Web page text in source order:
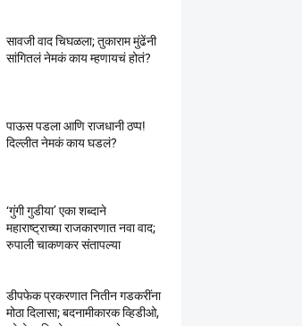
सावजी वाद चिघळला; तुकाराम मुंढेंनी
सांगितलं नेमकं काय म्हणायचं होतं?
पाऊस पडला आणि राजधानी ठप्प!
दिल्लीत नेमकं काय घडलं?
‘गुंगी गुडीया’ एका शब्दाने
महाराष्ट्राच्या राजकारणात नवा वाद;
रुपाली चाकणकर संतापल्या
डीपफेक प्रकरणात नितीन गडकरींना
मोठा दिलासा; बदनामीकारक व्हिडीओ,